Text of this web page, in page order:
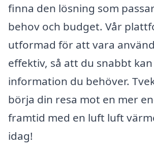
finna den lösning som
behov och budget. Vår
utformad för att vara
effektiv, så att du snabbt
information du behöver.
börja din resa mot en mer
framtid med en luft luft
idag!